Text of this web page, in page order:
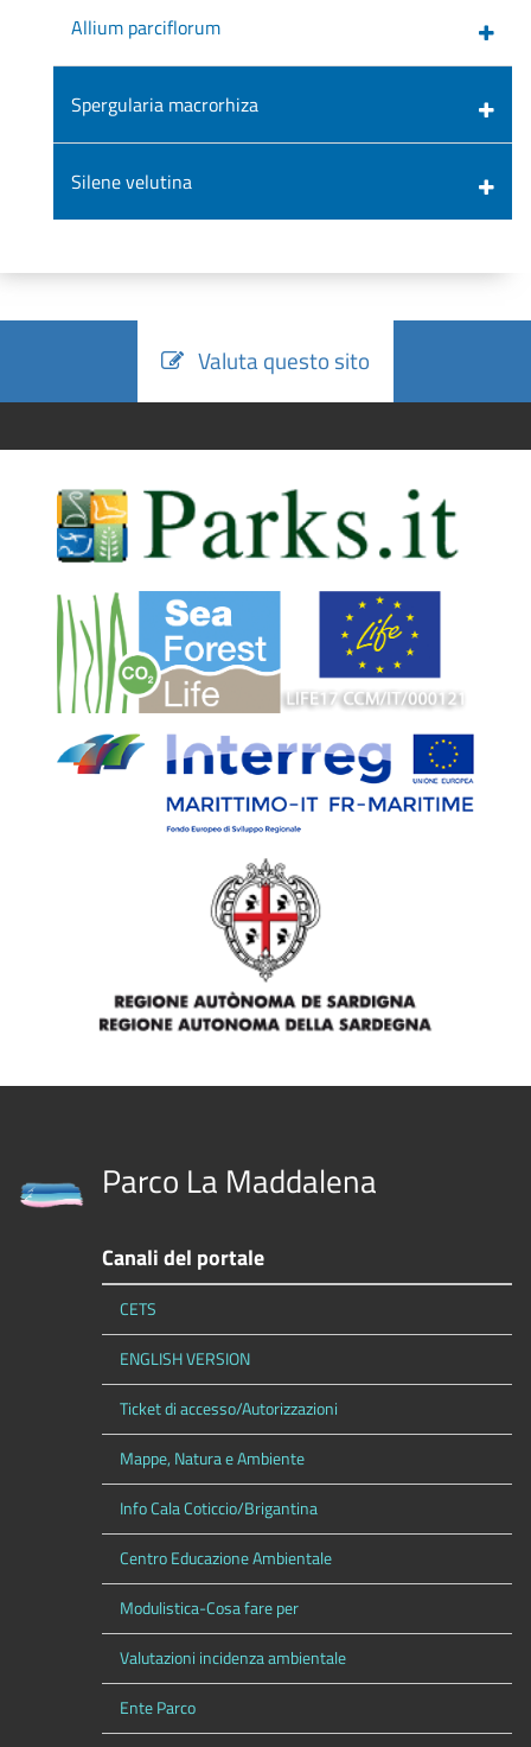
Allium parciflorum
Spergularia macrorhiza
Silene velutina
Valuta questo sito
Parco La Maddalena
Canali del portale
CETS
ENGLISH VERSION
Ticket di accesso/Autorizzazioni
Mappe, Natura e Ambiente
Info Cala Coticcio/Brigantina
Centro Educazione Ambientale
Modulistica-Cosa fare per
Valutazioni incidenza ambientale
Ente Parco